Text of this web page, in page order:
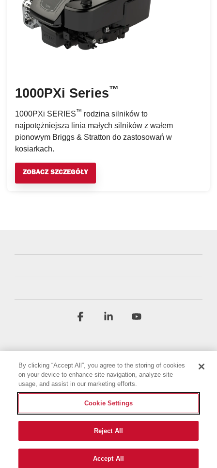
1000PXi Series™
1000PXi SERIES™ rodzina silników to
najpotężniejsza linia małych silników z wałem
pionowym Briggs & Stratton do zastosowań w
kosiarkach.
ZOBACZ SZCZEGÓŁY
Regulamin
Polityka prywatności
Oświadczenie o dostępności
Nadruk
Ustawienia plików cookie
© 2026 Briggs & Stratton, LLC. All rights reserved.
Facebook Linkedin
By clicking “Accept All”, you agree to the storing of cookies
on your device to enhance site navigation, analyze site
usage, and assist in our marketing efforts.
Cookie Settings
Reject All
Accept All